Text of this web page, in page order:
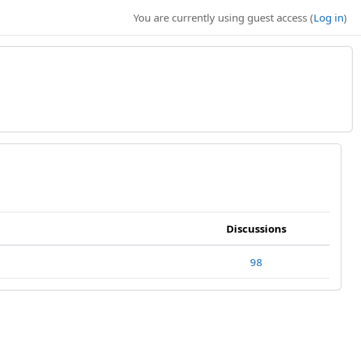
You are currently using guest access (Log in)
Discussions
98